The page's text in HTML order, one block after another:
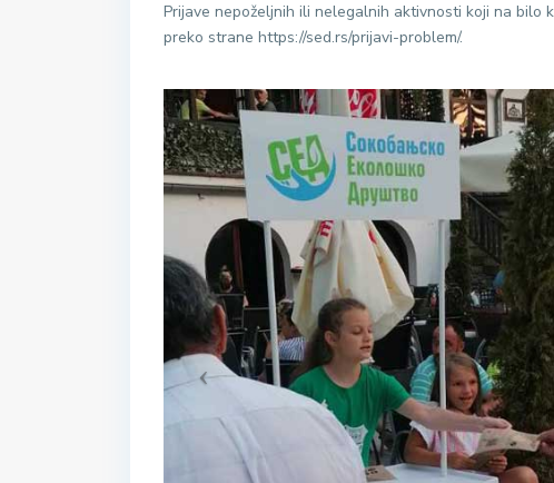
Prijave nepoželjnih ili nelegalnih aktivnosti koji na bilo
preko strane https://sed.rs/prijavi-problem/.